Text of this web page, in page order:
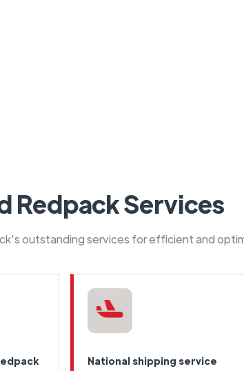
Redpack Services
outstanding services for efficient and
National shipping service